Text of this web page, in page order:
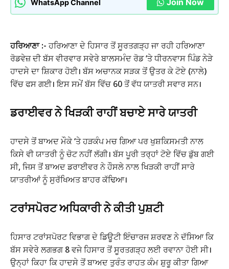
WhatsApp Channel Join Now
ਹਰਿਆਣਾ :-ਹਰਿਆਣਾ ਦੇ ਹਿਸਾਰ ਤੋਂ ਸੂਰਤਗੜ੍ਹ ਜਾ ਰਹੀ ਹਰਿਆਣਾ
ਰੋਡਵੇਜ਼ ਦੀ ਬੱਸ ਵੀਰਵਾਰ ਸਵੇਰੇ ਬਾਲਸਮੰਦ ਰੋਡ ‘ਤੇ ਧੀਰਨਵਾਸ ਪਿੰਡ ਨੇੜੇ
ਹਾਦਸੇ ਦਾ ਸ਼ਿਕਾਰ ਹੋਈ। ਬੱਸ ਅਚਾਨਕ ਸੜਕ ਤੋਂ ਉਤਰ ਕੇ ਟੋਏ (ਨਾਲੇ)
ਵਿੱਚ ਫਸ ਗਈ। ਇਸ ਸਮੇਂ ਬੱਸ ਵਿੱਚ 60 ਤੋਂ ਵੱਧ ਯਾਤਰੀ ਸਵਾਰ ਸਨ।
ਡਰਾਈਵਰ ਨੇ ਖਿੜਕੀ ਰਾਹੀਂ ਬਚਾਏ ਸਾਰੇ ਯਾਤਰੀ
ਹਾਦਸੇ ਤੋਂ ਬਾਅਦ ਮੌਕੇ ‘ਤੇ ਹੜਕੰਪ ਮਚ ਗਿਆ ਪਰ ਖੁਸ਼ਕਿਸਮਤੀ ਨਾਲ
ਕਿਸੇ ਵੀ ਯਾਤਰੀ ਨੂੰ ਚੋਟ ਨਹੀਂ ਲੱਗੀ। ਬੱਸ ਪੂਰੀ ਤਰ੍ਹਾਂ ਟੋਏ ਵਿੱਚ ਡੁੱਬ ਗਈ
ਸੀ, ਜਿਸ ਤੋਂ ਬਾਅਦ ਡਰਾਈਵਰ ਨੇ ਹੌਸਲੇ ਨਾਲ ਖਿੜਕੀ ਰਾਹੀਂ ਸਾਰੇ
ਯਾਤਰੀਆਂ ਨੂੰ ਸੁਰੱਖਿਅਤ ਬਾਹਰ ਕੱਢਿਆ।
ਟਰਾਂਸਪੋਰਟ ਅਧਿਕਾਰੀ ਨੇ ਕੀਤੀ ਪੁਸ਼ਟੀ
ਹਿਸਾਰ ਟਰਾਂਸਪੋਰਟ ਵਿਭਾਗ ਦੇ ਡਿਊਟੀ ਇੰਚਾਰਜ ਸ਼ਰਵਣ ਨੇ ਦੱਸਿਆ ਕਿ
ਬੱਸ ਸਵੇਰੇ ਲਗਭਗ 8 ਵਜੇ ਹਿਸਾਰ ਤੋਂ ਸੂਰਤਗੜ੍ਹ ਲਈ ਰਵਾਨਾ ਹੋਈ ਸੀ।
ਉਨ੍ਹਾਂ ਕਿਹਾ ਕਿ ਹਾਦਸੇ ਤੋਂ ਬਾਅਦ ਤੁਰੰਤ ਰਾਹਤ ਕੰਮ ਸ਼ੁਰੂ ਕੀਤਾ ਗਿਆ